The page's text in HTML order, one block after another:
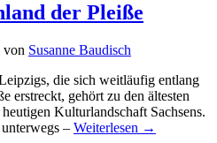
der Pleiße
von Susanne Baudisch
die sich weitläufig entlang
erstreckt, gehört zu den ältesten
Kulturlandschaft Sachsens.
– Weiterlesen →